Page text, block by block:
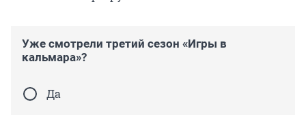
Уже смотрели третий сезон «Игры в
кальмара»?
Да